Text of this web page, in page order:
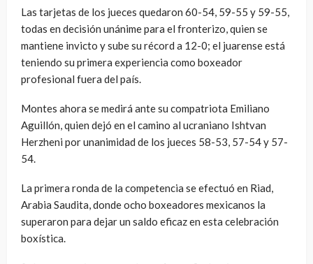
Las tarjetas de los jueces quedaron 60-54, 59-55 y 59-55,
todas en decisión unánime para el fronterizo, quien se
mantiene invicto y sube su récord a 12-0; el juarense está
teniendo su primera experiencia como boxeador
profesional fuera del país.
Montes ahora se medirá ante su compatriota Emiliano
Aguillón, quien dejó en el camino al ucraniano Ishtvan
Herzheni por unanimidad de los jueces 58-53, 57-54 y 57-
54.
La primera ronda de la competencia se efectuó en Riad,
Arabia Saudita, donde ocho boxeadores mexicanos la
superaron para dejar un saldo eficaz en esta celebración
boxística.